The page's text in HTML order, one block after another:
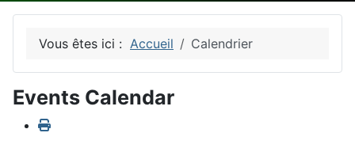
Vous êtes ici : Accueil Calendrier
Events Calendar